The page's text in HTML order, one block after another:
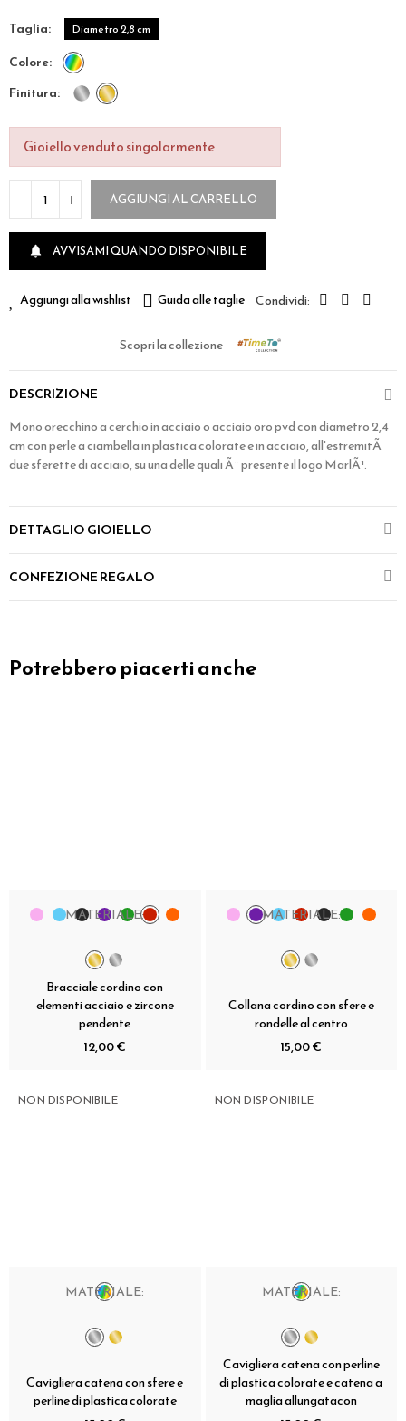
taglia Diametro 2,8 cm
colore
finitura
Gioiello venduto singolarmente
AGGIUNGI AL CARRELLO
 AVVISAMI QUANDO DISPONIBILE
Aggiungi alla wishlist Guida alle taglie
Scopri la collezione
DESCRIZIONE
Mono orecchino a cerchio in acciaio o acciaio oro pvd con diametro 2,4
cm con perle a ciambella in plastica colorate e in acciaio, all'estremitÃ
due sferette di acciaio, su una delle quali Ã¨ presente il logo MarlÃ¹.
DETTAGLIO GIOIELLO
CONFEZIONE REGALO
Potrebbero piacerti anche
MATERIALE:
Bracciale cordino con
elementi acciaio e zircone
pendente
12,00 €
MATERIALE:
Collana cordino con sfere e
rondelle al centro
15,00 €
NON DISPONIBILE
MATERIALE:
Cavigliera catena con sfere e
perline di plastica colorate
NON DISPONIBILE
MATERIALE:
Cavigliera catena con perline
di plastica colorate e catena a
maglia allungatacon